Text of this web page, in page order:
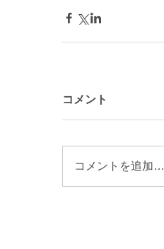
コメント
コメントを追加…